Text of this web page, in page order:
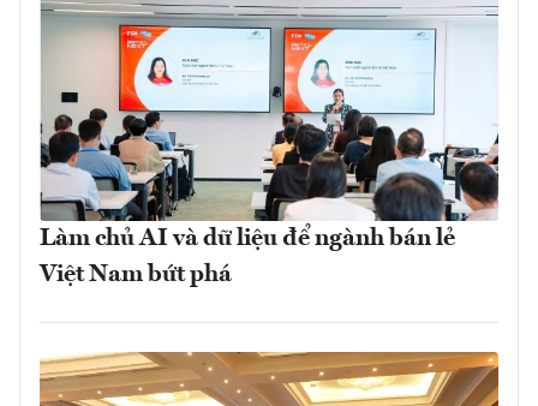
Làm chủ AI và dữ liệu để ngành bán lẻ
Việt Nam bứt phá